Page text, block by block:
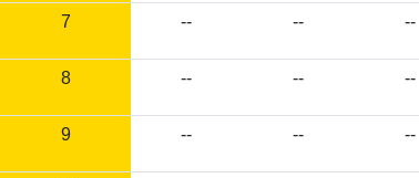
7 -- -- --
8 -- -- --
9 -- -- --